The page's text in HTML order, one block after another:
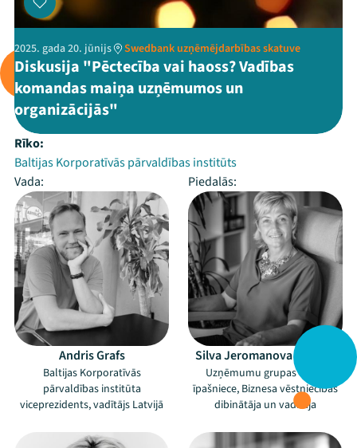
2025. gada 20. jūnijs Swedbank uzņēmējdarbības skatuve
Diskusija "Pēctecība vai haoss? Vadības
komandas maiņa uzņēmumos un
organizācijās"
Rīko:
Baltijas Korporatīvās pārvaldības institūts
Vada:
Piedalās:
Andris Grafs
Baltijas Korporatīvās
pārvaldības institūta
viceprezidents, vadītājs Latvijā
Silva Jeromanova - Maura
Uzņēmumu grupas SILJA
īpašniece, Biznesa vēstniecības
dibinātāja un vadītāja